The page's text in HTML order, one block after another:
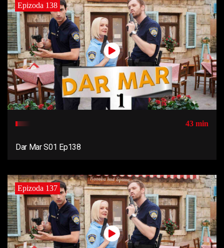
Epizoda 138
43 min
Dar Mar S01 Ep138
Epizoda 137